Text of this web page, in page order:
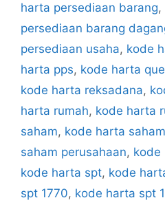
harta persediaan barang,
persediaan barang
persediaan usaha, kode
harta pps, kode harta
kode harta reksadana,
harta rumah, kode harta
saham, kode harta
saham perusahaan, kode
kode harta spt, kode
spt 1770, kode harta spt